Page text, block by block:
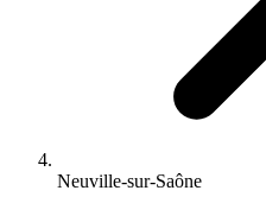
Neuville-sur-Saône